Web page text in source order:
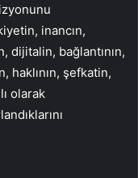
inancın,
dijitalin, bağlantının,
haklının, şefkatin,
olarak